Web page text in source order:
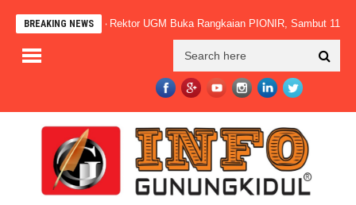
BREAKING NEWS Rektor UGM Buka Rangkaian PIONIR, Sambut 11.099